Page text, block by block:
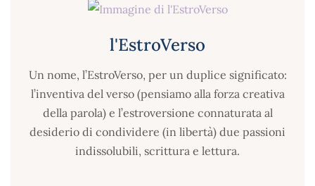
l'EstroVerso
Un nome, l’EstroVerso, per un duplice significato:
l’inventiva del verso (pensiamo alla forza creativa
della parola) e l’estroversione connaturata al
desiderio di condividere (in libertà) due passioni
indissolubili, scrittura e lettura.